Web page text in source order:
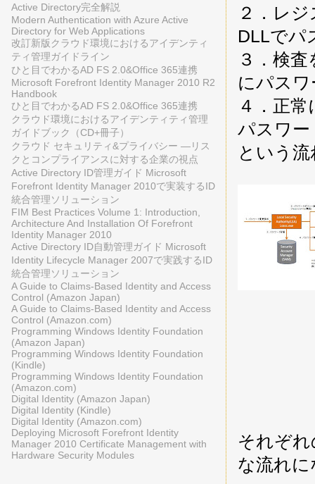
２．レ
DLLでパ
３．検
にパス
４．正
パスワー
という
それぞ
な流れ
Active Directory完全解説
Modern Authentication with Azure Active
Directory for Web Applications
改訂新版クラウド環境におけるアイデンティ
ティ管理ガイドライン
ひと目でわかるAD FS 2.0&Office 365連携
Microsoft Forefront Identity Manager 2010 R2
Handbook
ひと目でわかるAD FS 2.0&Office 365連携
クラウド環境におけるアイデンティティ管理
ガイドブック（CD+冊子）
クラウド セキュリティ&プライバシー ―リス
クとコンプライアンスに対する企業の視点
Active Directory ID管理ガイド Microsoft
Forefront Identity Manager 2010で実装するID
統合管理ソリューション
FIM Best Practices Volume 1: Introduction,
Architecture And Installation Of Forefront
Identity Manager 2010
Active Directory ID自動管理ガイド Microsoft
Identity Lifecycle Manager 2007で実践するID
統合管理ソリューション
A Guide to Claims-Based Identity and Access
Control (Amazon Japan)
A Guide to Claims-Based Identity and Access
Control (Amazon.com)
Programming Windows Identity Foundation
(Amazon Japan)
Programming Windows Identity Foundation
(Kindle)
Programming Windows Identity Foundation
(Amazon.com)
Digital Identity (Amazon Japan)
Digital Identity (Kindle)
Digital Identity (Amazon.com)
Deploying Microsoft Forefront Identity
Manager 2010 Certificate Management with
Hardware Security Modules